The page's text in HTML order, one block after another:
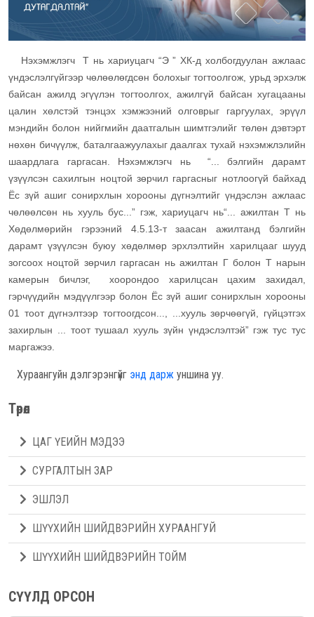
Нэхэмжлэгч Т нь хариуцагч “Э ” ХК-д холбогдуулан ажлаас
үндэслэлгүйгээр чөлөөлөгдсөн болохыг тогтоолгож, урьд эрхэлж
байсан ажилд эгүүлэн тогтоолгох, ажилгүй байсан хугацааны
цалин хөлстэй тэнцэх хэмжээний олговрыг гаргуулах, эрүүл
мэндийн болон нийгмийн даатгалын шимтгэлийг төлөн дэвтэрт
нөхөн бичүүлж, баталгаажуулахыг даалгах тухай нэхэмжлэлийн
шаардлага гаргасан. Нэхэмжлэгч нь “... бэлгийн дарамт
үзүүлсэн сахилгын ноцтой зөрчил гаргасныг нотлоогүй байхад
Ёс зүй ашиг сонирхлын хорооны дүгнэлтийг үндэслэн ажлаас
чөлөөлсөн нь хууль бус...” гэж, хариуцагч нь“... ажилтан Т нь
Хөдөлмөрийн гэрээний 4.5.13-т заасан ажилтанд бэлгийн
дарамт үзүүлсэн буюу хөдөлмөр эрхлэлтийн харилцааг шууд
зогсоох ноцтой зөрчил гаргасан нь ажилтан Г болон Т нарын
камерын бичлэг, хоорондоо харилцсан цахим захидал,
гэрчүүдийн мэдүүлгээр болон Ёс зүй ашиг сонирхлын хорооны
01 тоот дүгнэлтээр тогтоогдсон..., ...хууль зөрчөөгүй, гүйцэтгэх
захирлын ... тоот тушаал хууль зүйн үндэслэлтэй” гэж тус тус
маргажээ.
Хураангуйн дэлгэрэнгүйг энд дарж уншина уу.
Төрөл
ЦАГ ҮЕИЙН МЭДЭЭ
СУРГАЛТЫН ЗАР
ЭШЛЭЛ
ШҮҮХИЙН ШИЙДВЭРИЙН ХУРААНГУЙ
ШҮҮХИЙН ШИЙДВЭРИЙН ТОЙМ
СҮҮЛД ОРСОН